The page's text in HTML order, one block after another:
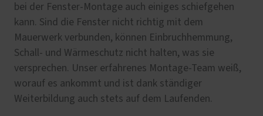
bei der Fenster-Montage auch einiges schiefgehen
kann. Sind die Fenster nicht richtig mit dem
Mauerwerk verbunden, können Einbruchhemmung,
Schall- und Wärmeschutz nicht halten, was sie
versprechen. Unser erfahrenes Montage-Team weiß,
worauf es ankommt und ist dank ständiger
Weiterbildung auch stets auf dem Laufenden.